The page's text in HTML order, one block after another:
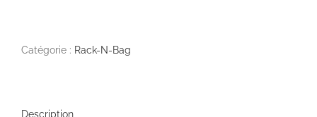
Bag
X3
Catégorie : Rack-N-Bag
Description